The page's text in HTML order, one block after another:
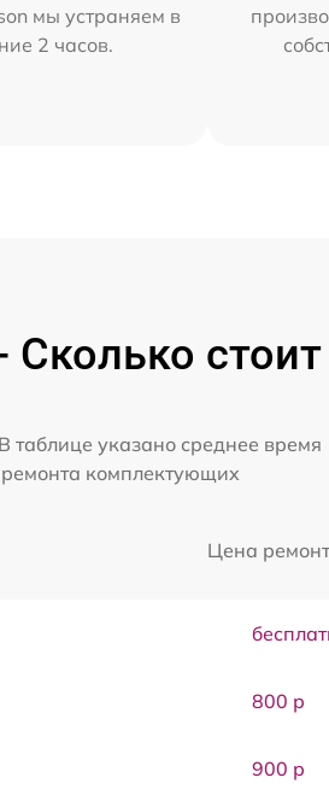
мы устраняем в
2 часов.
таблице указано среднее время
комплектующих
Цена
800 р
900 р